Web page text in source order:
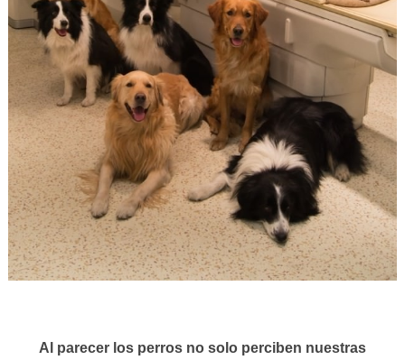
Al parecer los perros no solo perciben nuestras